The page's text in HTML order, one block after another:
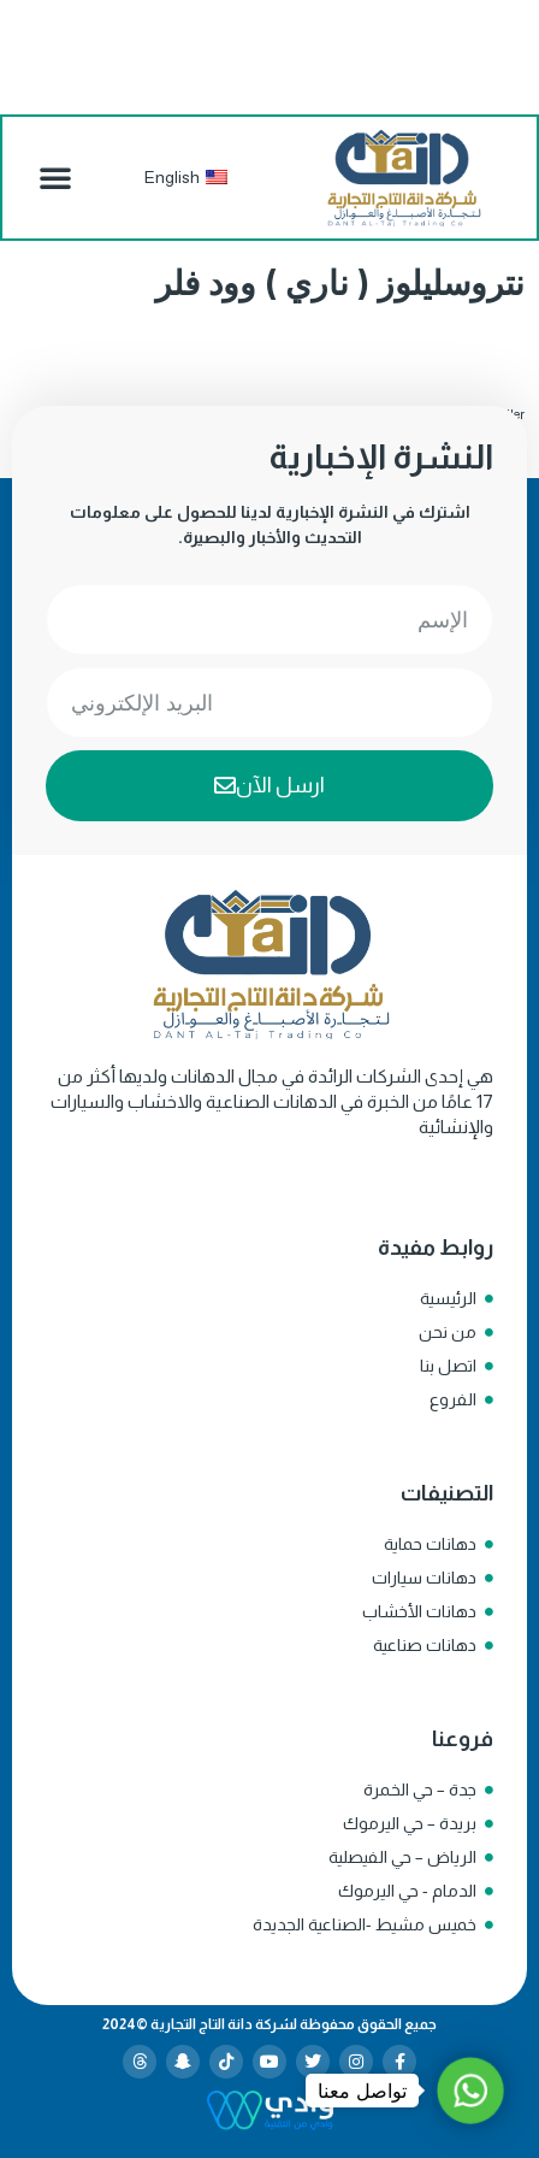
English
نتروسليلوز ( ناري ) وود فلر
AMBER-NC-Wood-Filler-نتروسليلوز-ناري-وود-فلر
النشرة الإخبارية
اشترك في النشرة الإخبارية لدينا للحصول على معلومات
التحديث والأخبار والبصيرة.
ارسل الآن
هي إحدى الشركات الرائدة في مجال الدهانات ولديها أكثر من
17 عامًا من الخبرة في الدهانات الصناعية والاخشاب والسيارات
والإنشائية
روابط مفيدة
الرئيسية
من نحن
اتصل بنا
الفروع
التصنيفات
دهانات حماية
دهانات سيارات
دهانات الأخشاب
دهانات صناعية
فروعنا
جدة – حي الخمرة
بريدة – حي اليرموك
الرياض – حي الفيصلية
الدمام - حي اليرموك
خميس مشيط -الصناعية الجديدة
جميع الحقوق محفوظة لشركة دانة التاج التجارية ©2024
WhatsApp